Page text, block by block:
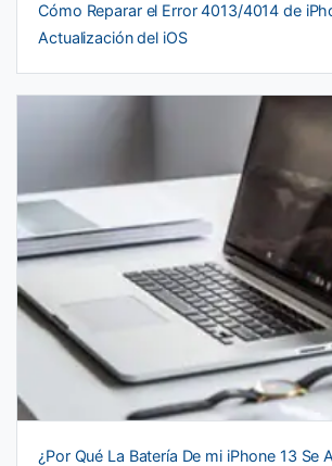
Cómo Reparar el Error 4013/4014 de
Actualización del iOS
¿Por Qué La Batería De mi iPhone 13 Se